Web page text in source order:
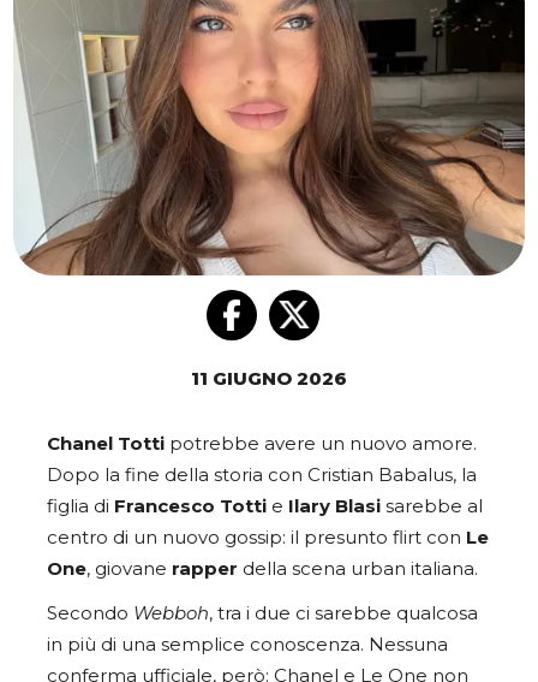
11 GIUGNO 2026
Chanel Totti potrebbe avere un nuovo amore.
Dopo la fine della storia con Cristian Babalus, la
figlia di Francesco Totti e Ilary Blasi sarebbe al
centro di un nuovo gossip: il presunto flirt con Le
One, giovane rapper della scena urban italiana.
Secondo Webboh, tra i due ci sarebbe qualcosa
in più di una semplice conoscenza. Nessuna
conferma ufficiale, però: Chanel e Le One non